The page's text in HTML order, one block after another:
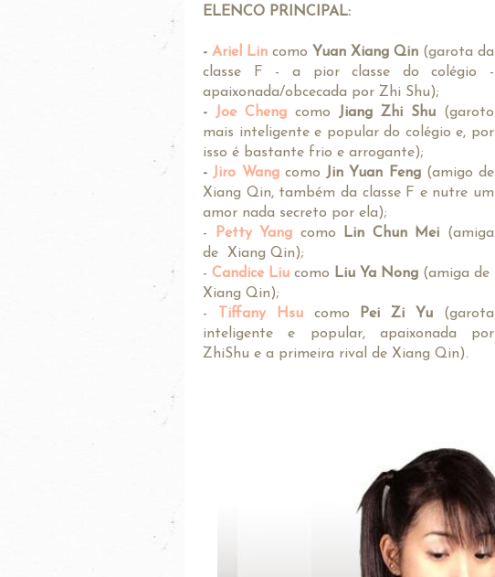
ELENCO PRINCIPAL:
- Ariel Lin como Yuan Xiang Qin (garota da
classe F - a pior classe do colégio -
apaixonada/obcecada por Zhi Shu);
-
Joe Cheng como Jiang Zhi Shu (garoto
mais inteligente e popular do colégio e, por
isso é bastante frio e arrogante);
- Jiro Wang como Jin Yuan Feng(amigo de
Xiang Qin, também da classe F e nutre um
amor nada secreto por ela);
-
Petty Yang como Lin Chun Mei (amiga
de Xiang Qin);
- Candice Liu como Liu Ya Nong (amiga de
Xiang Qin);
- Tiffany Hsu como Pei Zi Yu (garota
inteligente e popular, apaixonada por
ZhiShu e a primeira rival de Xiang Qin).